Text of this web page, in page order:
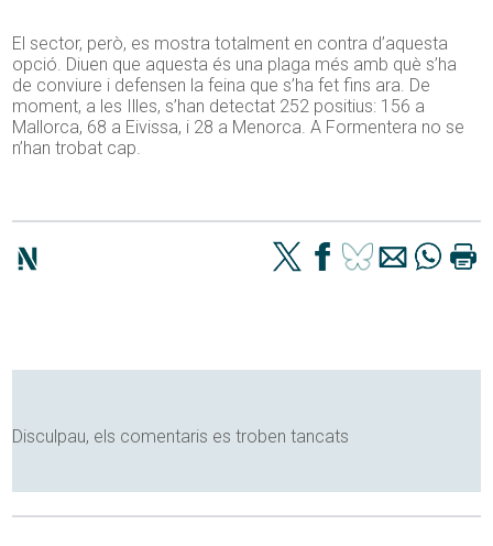
El sector, però, es mostra totalment en contra d’aquesta
opció. Diuen que aquesta és una plaga més amb què s’ha
de conviure i defensen la feina que s’ha fet fins ara. De
moment, a les Illes, s’han detectat 252 positius: 156 a
Mallorca, 68 a Eivissa, i 28 a Menorca. A Formentera no se
n’han trobat cap.
Disculpau, els comentaris es troben tancats